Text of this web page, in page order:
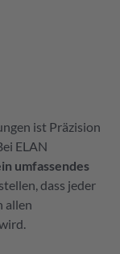
ist Präzision
ELAN
umfassendes
dass jeder
allen